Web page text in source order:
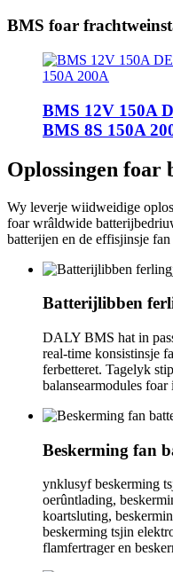
BMS foar
BMS 12V 150A
BMS 8S 150A
Oplossingen foar
Wy leverje wiidweidige
foar wrâldwide
batterijen en de effisjinsje
Batterijlibben
DALY BMS hat in
real-time konsistinsje
ferbetteret. Tagelyk
balansearmodules
Beskerming fan
ynklusyf beskerming
oerûntlading,
koartsluting,
beskerming tsjin
flamfertrager en